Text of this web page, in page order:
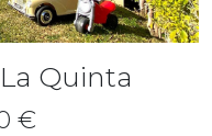
Quinta
€